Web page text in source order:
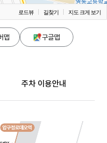
로드뷰 길찾기 지도 크게 보기
맵 구글맵
주차 이용안내